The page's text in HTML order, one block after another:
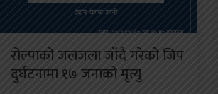
रोल्पाको जलजला जाँदै गरेको जिप
दुर्घटनामा १७ जनाको मृत्यु